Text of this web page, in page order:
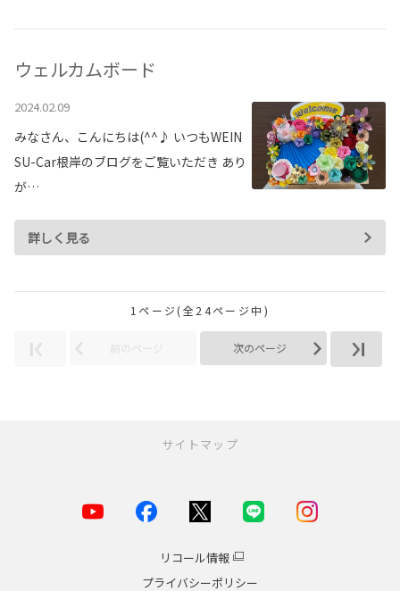
ウェルカムボード
2024.02.09
みなさん、こんにちは(^^♪ いつもWEIN
SU-Car根岸のブログをご覧いただき あり
が…
詳しく見る
1ページ(全24ページ中)
前のページ 次のページ
サイトマップ
リコール情報
プライバシーポリシー